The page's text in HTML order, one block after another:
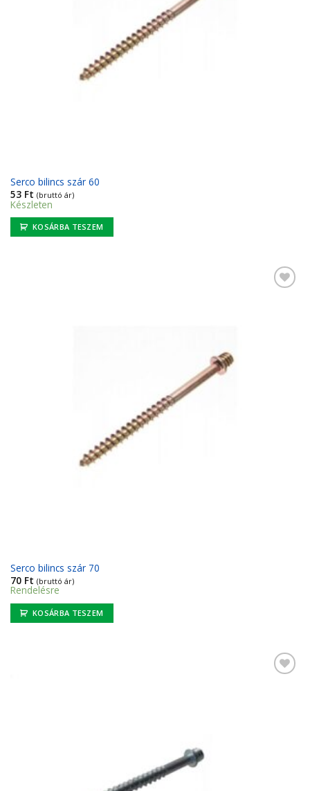
Serco bilincs szár 60
53 Ft (bruttó ár)
Készleten
KOSÁRBA TESZEM
Serco bilincs szár 70
70 Ft (bruttó ár)
Rendelésre
KOSÁRBA TESZEM